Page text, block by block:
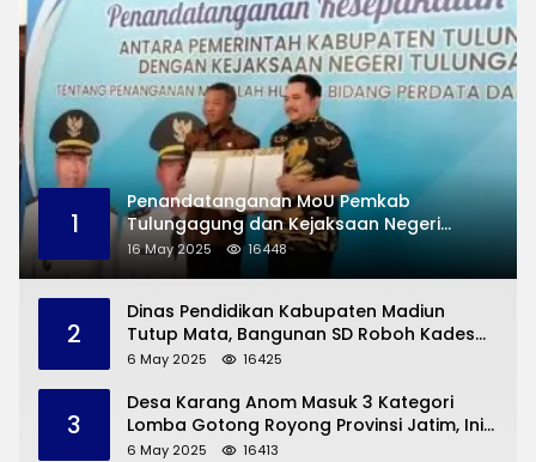
1
Penandatanganan MoU Pemkab
Tulungagung dan Kejaksaan Negeri
Permasalahan Hukum
16 May 2025 16448
2
Dinas Pendidikan Kabupaten Madiun
Tutup Mata, Bangunan SD Roboh Kades
Dermorejo Bangun Pakai Dana Pribadi
6 May 2025 16425
3
Desa Karang Anom Masuk 3 Kategori
Lomba Gotong Royong Provinsi Jatim, Ini
yang Disampaikan Sekda Trenggalek
6 May 2025 16413